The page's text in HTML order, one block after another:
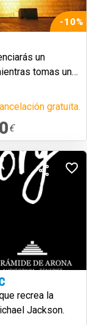
-10%
un
tomas un
gratuita.
€
recrea la
Jackson.